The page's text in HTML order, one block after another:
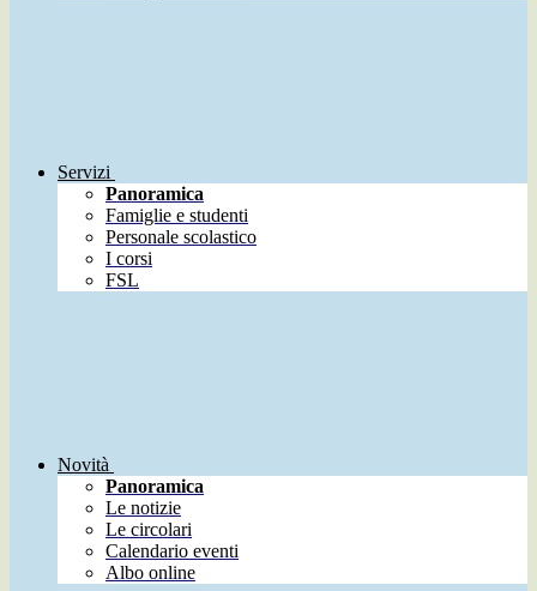
Servizi
Panoramica
Famiglie e studenti
Personale scolastico
I corsi
FSL
Novità
Panoramica
Le notizie
Le circolari
Calendario eventi
Albo online